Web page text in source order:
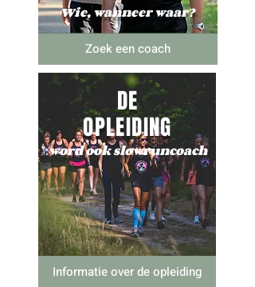
Wie, wanneer waar?
Zoek een coach
DE
OPLEIDING
word ook slowruncoach
Informatie over de opleiding